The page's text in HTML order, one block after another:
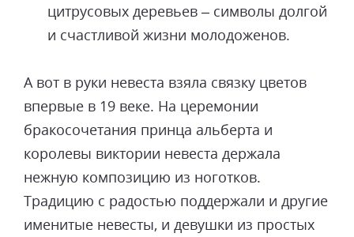
цитрусовых деревьев – символы долгой
и счастливой жизни молодоженов.
А вот в руки невеста взяла связку цветов
впервые в 19 веке. На церемонии
бракосочетания принца альберта и
королевы виктории невеста держала
нежную композицию из ноготков.
Традицию с радостью поддержали и другие
именитые невесты, и девушки из простых